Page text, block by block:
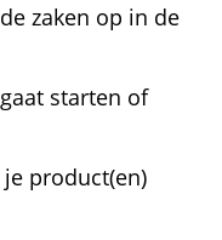
zaken op in de
starten of
product(en)